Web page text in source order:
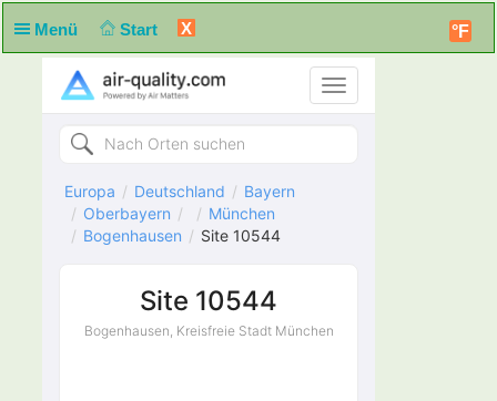
Menü Start X °F